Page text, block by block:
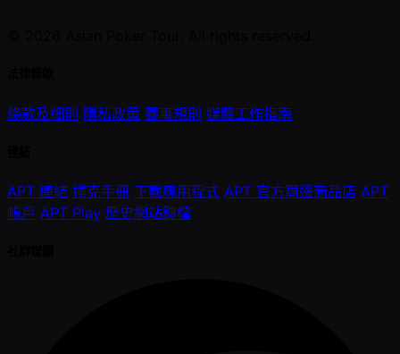
條款及細則 隱私政策 賽事規則 媒體工作指南
APT 連結 撲克手冊 下載應用程式 APT 官方周邊商品店 APT
帳戶 APT Play 歷史網站歸檔